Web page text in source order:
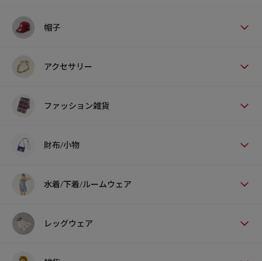
帽子
アクセサリー
ファッション雑貨
財布/小物
水着/下着/ルームウェア
レッグウェア